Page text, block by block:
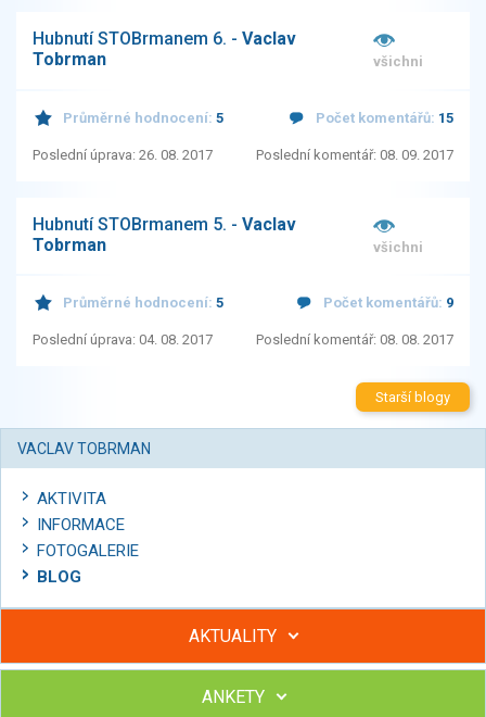
Hubnutí STOBrmanem 6. - Vaclav
Tobrman
všichni
Průměrné hodnocení: 5 Počet komentářů: 15
Poslední úprava: 26. 08. 2017 Poslední komentář: 08. 09. 2017
Hubnutí STOBrmanem 5. - Vaclav
Tobrman
všichni
Průměrné hodnocení: 5 Počet komentářů: 9
Poslední úprava: 04. 08. 2017 Poslední komentář: 08. 08. 2017
Starší blogy
VACLAV TOBRMAN
AKTIVITA
INFORMACE
FOTOGALERIE
BLOG
AKTUALITY
Hubněte s podporou lektorky a skupiny v kurzech STOBu
ANKETY